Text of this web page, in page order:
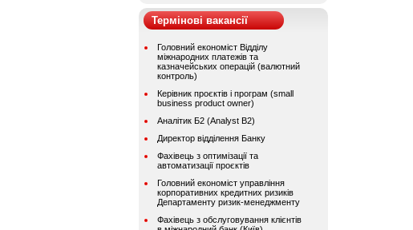
Термінові вакансії
Головний економіст Відділу
міжнародних платежів та
казначейських операцій (валютний
контроль)
Керівник проєктів і програм (small
business product owner)
Аналітик Б2 (Analyst B2)
Директор відділення Банку
Фахівець з оптимізації та
автоматизації проєктів
Головний економіст управління
корпоративних кредитних ризиків
Департаменту ризик-менеджменту
Фахівець з обслуговування клієнтів